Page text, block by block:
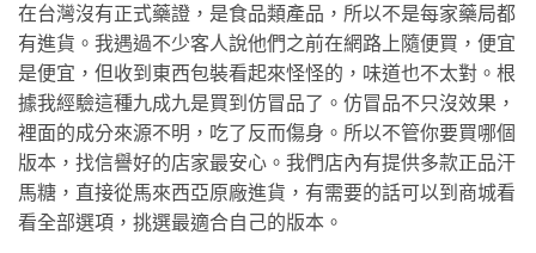
在台灣沒有正式藥證，是食品類產品，所以不是每家藥局都
有進貨。我遇過不少客人說他們之前在網路上隨便買，便宜
是便宜，但收到東西包裝看起來怪怪的，味道也不太對。根
據我經驗這種九成九是買到仿冒品了。仿冒品不只沒效果，
裡面的成分來源不明，吃了反而傷身。所以不管你要買哪個
版本，找信譽好的店家最安心。我們店內有提供多款正品汗
馬糖，直接從馬來西亞原廠進貨，有需要的話可以到商城看
看全部選項，挑選最適合自己的版本。